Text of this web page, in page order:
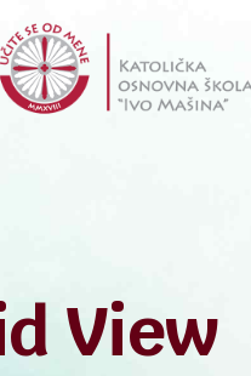
View